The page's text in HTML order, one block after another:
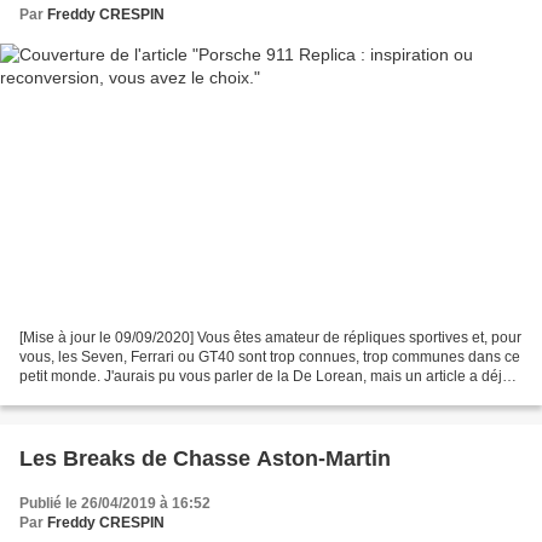
Par Freddy CRESPIN
[Mise à jour le 09/09/2020] Vous êtes amateur de répliques sportives et, pour
vous, les Seven, Ferrari ou GT40 sont trop connues, trop communes dans ce
petit monde. J'aurais pu vous parler de la De Lorean, mais un article a déjà
Les Breaks de Chasse Aston-Martin
Publié le 26/04/2019 à 16:52
Par Freddy CRESPIN